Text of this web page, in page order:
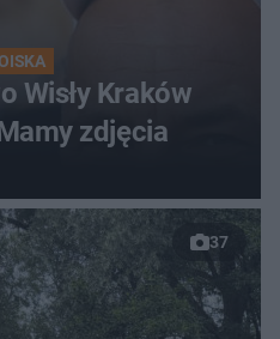
Wisły Kraków
zdjęcia
37